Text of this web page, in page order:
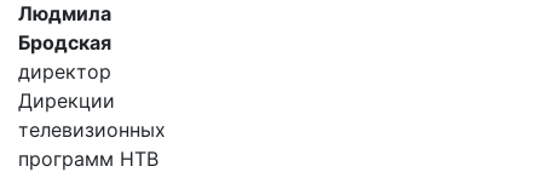
Людмила
Бродская
директор
Дирекции
телевизионных
программ НТВ